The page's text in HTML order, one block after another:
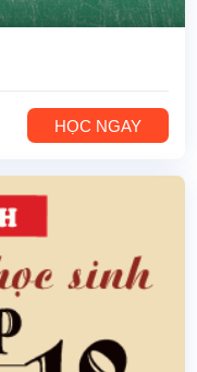
HỌC NGAY